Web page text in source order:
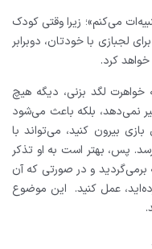
می‌کنم»؛ زیرا وقتی کودک
لجبازی با خودتان، دوبرابر
کرد.
خواهرت لگد بزنی، دیگه هیچ
نمی‌دهد، بلکه باعث می‌شود
بیرون کنید، می‌تواند با
پس، بهتر است به او تذکر
برمی‌گردید و در صورتی که آن
عمل کنید. این موضوع